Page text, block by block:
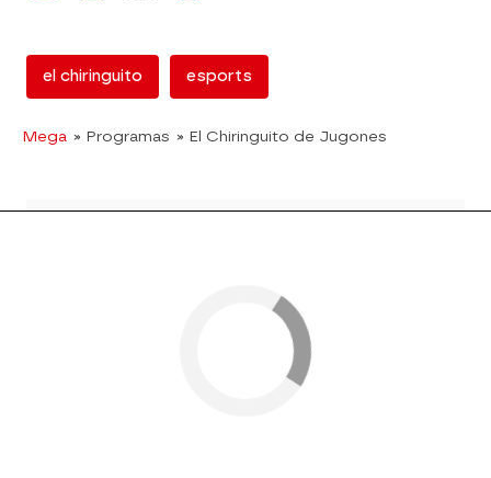
el chiringuito esports
Mega » Programas » El Chiringuito de Jugones